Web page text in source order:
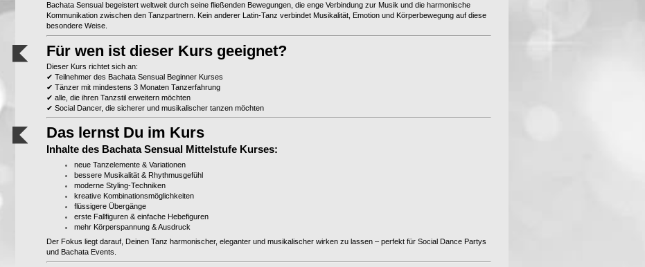
Bachata Sensual begeistert weltweit durch seine fließenden Bewegungen, die enge Verbindung zur Musik und die harmonische
Kommunikation zwischen den Tanzpartnern. Kein anderer Latin-Tanz verbindet Musikalität, Emotion und Körperbewegung auf diese
besondere Weise.
Für wen ist dieser Kurs geeignet?
Dieser Kurs richtet sich an:
✔ Teilnehmer des Bachata Sensual Beginner Kurses
✔ Tänzer mit mindestens 3 Monaten Tanzerfahrung
✔ alle, die ihren Tanzstil erweitern möchten
✔ Social Dancer, die sicherer und musikalischer tanzen möchten
Das lernst Du im Kurs
Inhalte des Bachata Sensual Mittelstufe Kurses:
neue Tanzelemente & Variationen
bessere Musikalität & Rhythmusgefühl
moderne Styling-Techniken
kreative Kombinationsmöglichkeiten
flüssigere Übergänge
erste Fallfiguren & einfache Hebefiguren
mehr Körperspannung & Ausdruck
Der Fokus liegt darauf, Deinen Tanz harmonischer, eleganter und musikalischer wirken zu lassen – perfekt für Social Dance Partys
und Bachata Events.